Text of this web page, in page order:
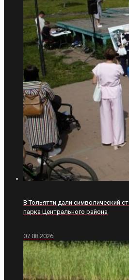
В Тольятти дали символический
парка Центрального района
07.08.2026